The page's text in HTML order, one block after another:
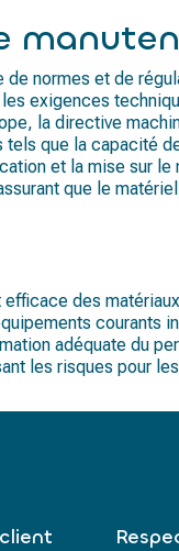
normes et de
exigences
la directive
que la capacité
et la mise sur
que le
des
courants
adéquate du
les risques pour